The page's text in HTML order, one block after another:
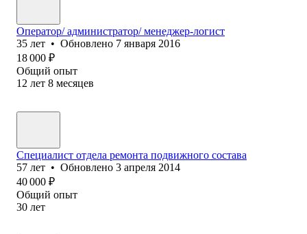
Оператор/ администратор/ менеджер-логист
35 лет • Обновлено 7 января 2016
18 000 ₽
Общий опыт
12 лет 8 месяцев
Специалист отдела ремонта подвижного состава
57 лет • Обновлено 3 апреля 2014
40 000 ₽
Общий опыт
30 лет